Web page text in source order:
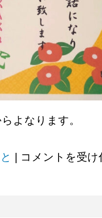
よなります。
|
25
コメントを受